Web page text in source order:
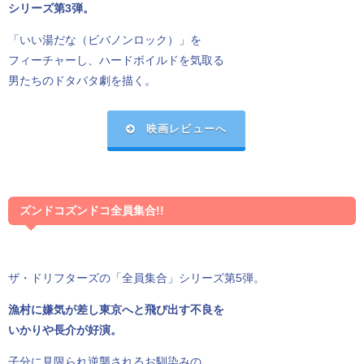
シリーズ第3弾。
「いい湯だな（ビバノンロック）」を
フィーチャーし、ハードボイルドを気取る
男たちのドタバタ劇を描く。
映画レビューへ
ズンドコズンドコ全員集合!!
ザ・ドリフターズの「全員集合」シリーズ第5弾。
漁村に嫌気が差し東京へと飛び出す不良を
いかりや長介が好演。
子分に見限られ逆襲されるお馴染みの